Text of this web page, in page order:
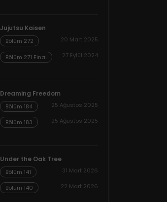
Jujutsu Kaisen
Bölüm 272 20 Mart 2025
Bölüm 271 Final 27 Eylül 2024
Dreaming Freedom
Bölüm 184 25 Ağustos 2025
Bölüm 183 25 Ağustos 2025
Under the Oak Tree
Bölüm 141 31 Mart 2026
Bölüm 140 22 Mart 2026